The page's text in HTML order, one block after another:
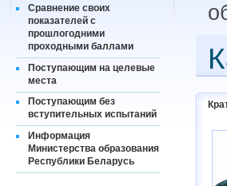
Сравнение своих
показателей с
прошлогодними
проходными баллами
Поступающим на целевые
места
Поступающим без
вступительных испытаний
Информация
Министерства образования
Республики Беларусь